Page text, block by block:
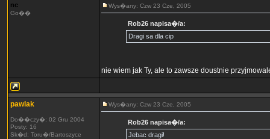
nc
Go��
Wys�any: Czw 23 Cze, 2005
Rob26 napisa�/a:
Dragi sa dla cip
nie wiem jak Ty, ale to zawsze doustnie
pawlak
Do��czy�: 02 Gru 2004
Posty: 16
Sk�d: Toru�/Bartoszyce
Wys�any: Czw 23 Cze, 2005
Rob26 napisa�/a:
Jebac dragi!